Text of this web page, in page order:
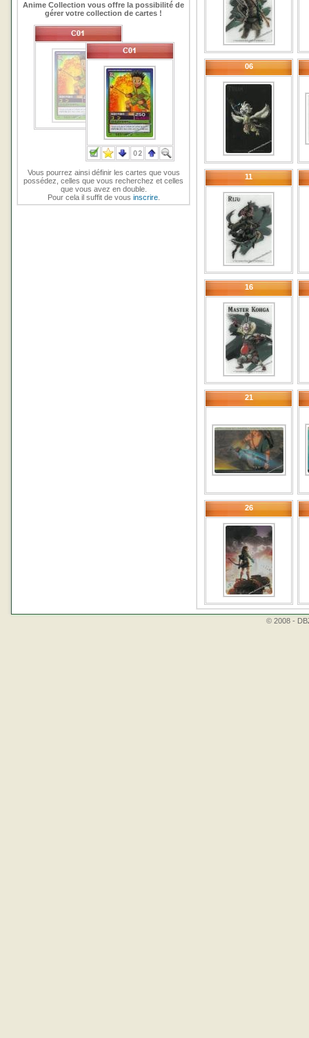
Anime Collection vous offre la possibilité de
gérer votre collection de cartes !
Vous pourrez ainsi définir les cartes que vous
possédez, celles que vous recherchez et celles
que vous avez en double.
Pour cela il suffit de vous inscrire.
06
11
16
21
26
© 2008 -